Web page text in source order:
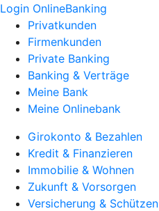
Login OnlineBanking
Privatkunden
Firmenkunden
Private Banking
Banking & Verträge
Meine Bank
Meine Onlinebank
Girokonto & Bezahlen
Kredit & Finanzieren
Immobilie & Wohnen
Zukunft & Vorsorgen
Versicherung & Schützen